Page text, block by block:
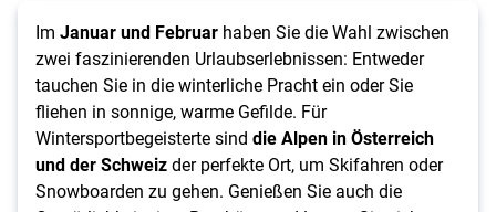
Im Januar und Februar haben Sie die Wahl zwischen
zwei faszinierenden Urlaubserlebnissen: Entweder
tauchen Sie in die winterliche Pracht ein oder Sie
fliehen in sonnige, warme Gefilde. Für
Wintersportbegeisterte sind die Alpen in Österreich
und der Schweizder perfekte Ort, um Skifahren oder
Snowboarden zu gehen. Genießen Sie auch die